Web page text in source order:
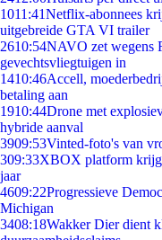
1011:41Netflix-abonnees
uitgebreide GTA VI trailer
2610:54NAVO zet wegens
gevechtsvliegtuigen in
1410:46Accell,
betaling aan
1910:44Drone met
hybride aanval
3909:53Vinted-foto's van
309:33XBOX platform
jaar
4609:22Progressieve
Michigan
3408:18Wakker Dier dient